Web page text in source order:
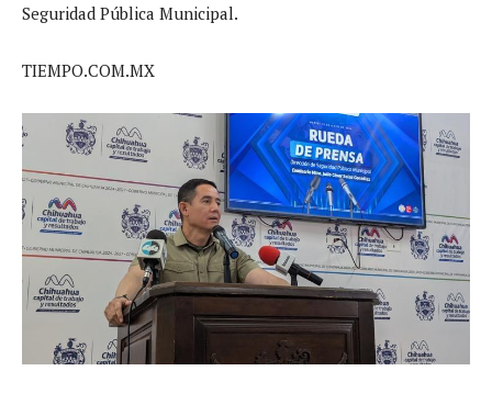
Seguridad Pública Municipal.
TIEMPO.COM.MX